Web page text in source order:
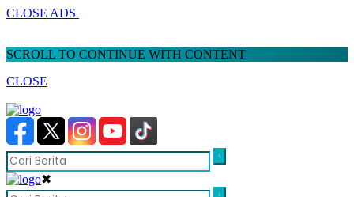
CLOSE ADS
SCROLL TO CONTINUE WITH CONTENT
CLOSE
✖